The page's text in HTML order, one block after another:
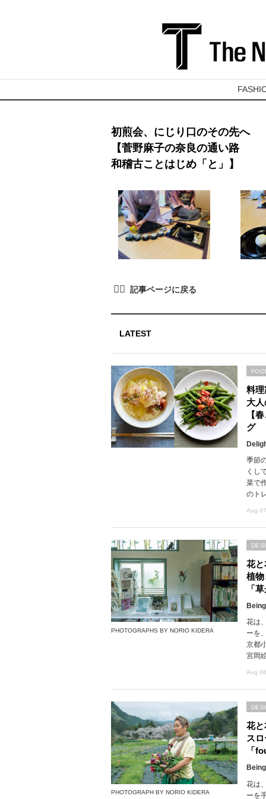
初煎会、にじり口のその先へ
【菅野麻子の奈良の通い路
和稽古ことはじめ「と」】
LATEST
料
大
【
グ
季節
くし
菜で
のト
Aug
PHOTOGRAPHS BY NORIO KIDERA
花
植
「
花は
ーを
京都
宮岡
Aug
PHOTOGRAPH BY NORIO KIDERA
花
ス
「
花は
ーを